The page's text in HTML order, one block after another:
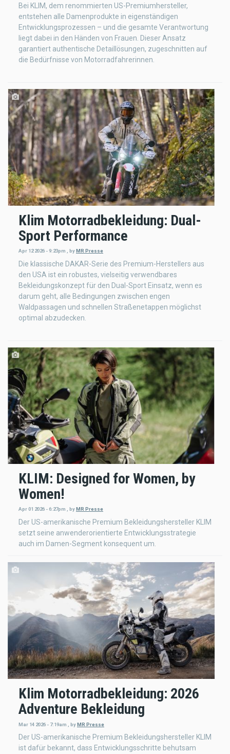
Bei KLIM, dem renommierten US-Premiumhersteller,
entstehen alle Damenprodukte in eigenständigen
Entwicklungsprozessen – und die gesamte Verantwortung
liegt dabei in den Händen von Frauen. Dieser Ansatz
garantiert authentische Detaillösungen, zugeschnitten auf
die Bedürfnisse von Motorradfahrerinnen.
Klim Motorradbekleidung: Dual-
Sport Performance
Apr 12 2026 - 9:23pm , byMR Presse
Die klassische DAKAR-Serie des Premium-Herstellers aus
den USA ist ein robustes, vielseitig verwendbares
Bekleidungskonzept für den Dual-Sport Einsatz, wenn es
darum geht, alle Bedingungen zwischen engen
Waldpassagen und schnellen Straßenetappen möglichst
optimal abzudecken.
KLIM: Designed for Women, by
Women!
Apr 01 2026 - 6:27pm , by MR Presse
Der US-amerikanische Premium Bekleidungshersteller KLIM
setzt seine anwenderorientierte Entwicklungsstrategie
auch im Damen-Segment konsequent um.
Klim Motorradbekleidung: 2026
Adventure Bekleidung
Mar 14 2026 - 7:19am byMR Presse
Der US-amerikanische Premium Bekleidungshersteller KLIM
ist dafür bekannt, dass Entwicklungsschritte behutsam